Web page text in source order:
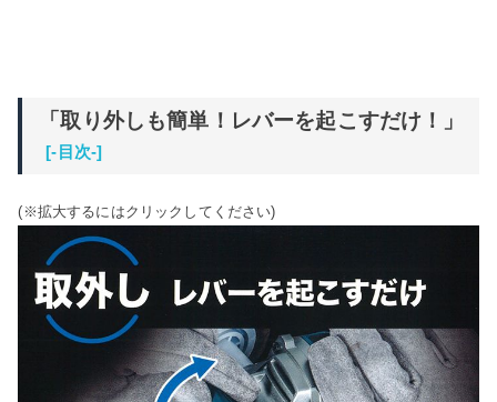
「取り外しも簡単！レバーを起こすだけ！」
[-目次-]
(※拡大するにはクリックしてください)